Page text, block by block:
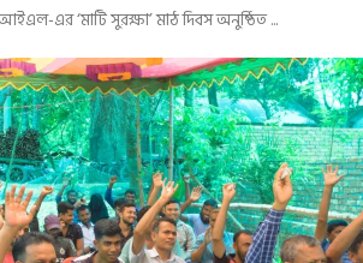
এর ‘মাটি সুরক্ষা’ মাঠ দিবস অনুষ্ঠিত ...